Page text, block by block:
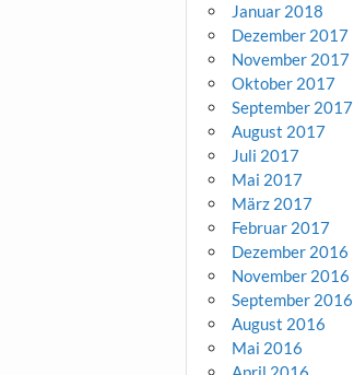
Januar 2018
Dezember 2017
November 2017
Oktober 2017
September 2017
August 2017
Juli 2017
Mai 2017
März 2017
Februar 2017
Dezember 2016
November 2016
September 2016
August 2016
Mai 2016